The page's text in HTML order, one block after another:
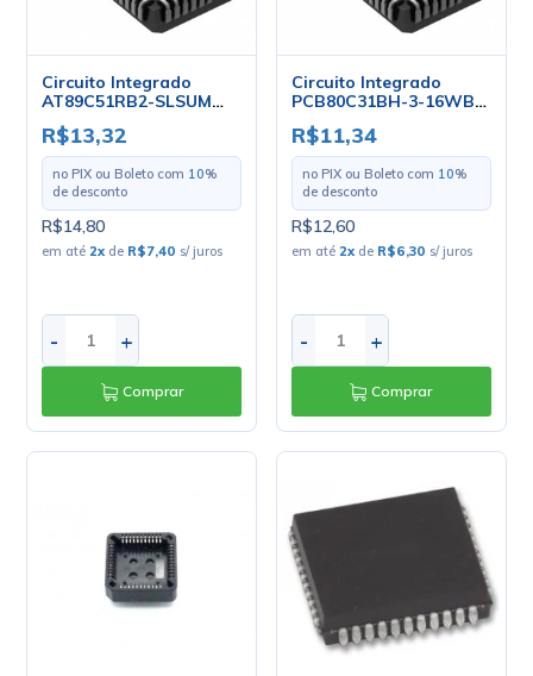
Circuito Integrado
AT89C51RB2-SLSUM
PLCC-44 - Atmel
R$13,32
no PIX ou Boleto com 10%
de desconto
R$14,80
em até 2x de R$7,40 s/ juros
- +
Comprar
Circuito Integrado
PCB80C31BH-3-16WB
PLCC-44 - Philips
R$11,34
no PIX ou Boleto com 10%
de desconto
R$12,60
em até 2x de R$6,30 s/ juros
- +
Comprar